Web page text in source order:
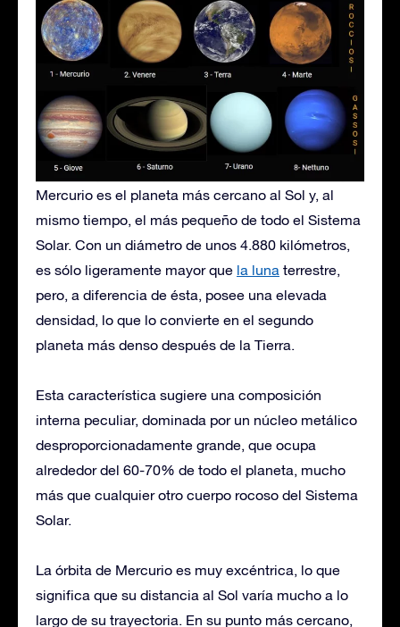
Mercurio es el planeta más cercano al Sol y, al
mismo tiempo, el más pequeño de todo el Sistema
Solar. Con un diámetro de unos 4.880 kilómetros,
es sólo ligeramente mayor que la luna terrestre,
pero, a diferencia de ésta, posee una elevada
densidad, lo que lo convierte en el segundo
planeta más denso después de la Tierra.
Esta característica sugiere una composición
interna peculiar, dominada por un núcleo metálico
desproporcionadamente grande, que ocupa
alrededor del 60-70% de todo el planeta, mucho
más que cualquier otro cuerpo rocoso del Sistema
Solar.
La órbita de Mercurio es muy excéntrica, lo que
significa que su distancia al Sol varía mucho a lo
largo de su trayectoria. En su punto más cercano,